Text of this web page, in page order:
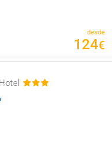
desde
124€